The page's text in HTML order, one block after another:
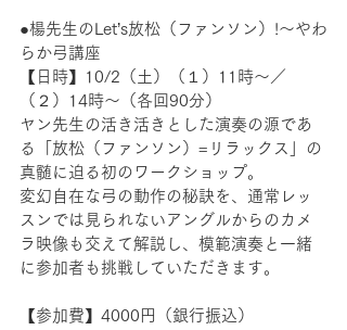
●楊先生のLet’s放松（ファンソン）!〜やわ
らか弓講座
【日時】10/2（土）（１）11時〜／
（２）14時〜（各回90分）
ヤン先生の活き活きとした演奏の源であ
る「放松（ファンソン）=リラックス」の
真髄に迫る初のワークショップ。
変幻自在な弓の動作の秘訣を、通常レッ
スンでは見られないアングルからのカメ
ラ映像も交えて解説し、模範演奏と一緒
に参加者も挑戦していただきます。
【参加費】4000円（銀行振込）